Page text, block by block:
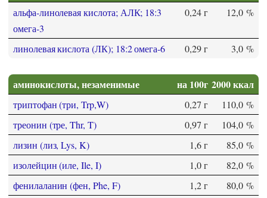
альфа-линолевая кислота; АЛК; 18:3
омега-3
0,24 г 12,0 %
линолевая кислота (ЛК); 18:2 омега-6 0,29 г 3,0 %
аминокислоты, незаменимые на 100г 2000 ккал
триптофан (три, Trp,W) 0,27 г
110,0 %
треонин (тре, Thr, T)
0,97 г
104,0 %
лизин (лиз, Lys, K)
1,6 г
85,0 %
изолейцин (иле, Ile, I)
1,0 г
82,0 %
фенилаланин (фен, Phe, F)
1,2 г
80,0 %